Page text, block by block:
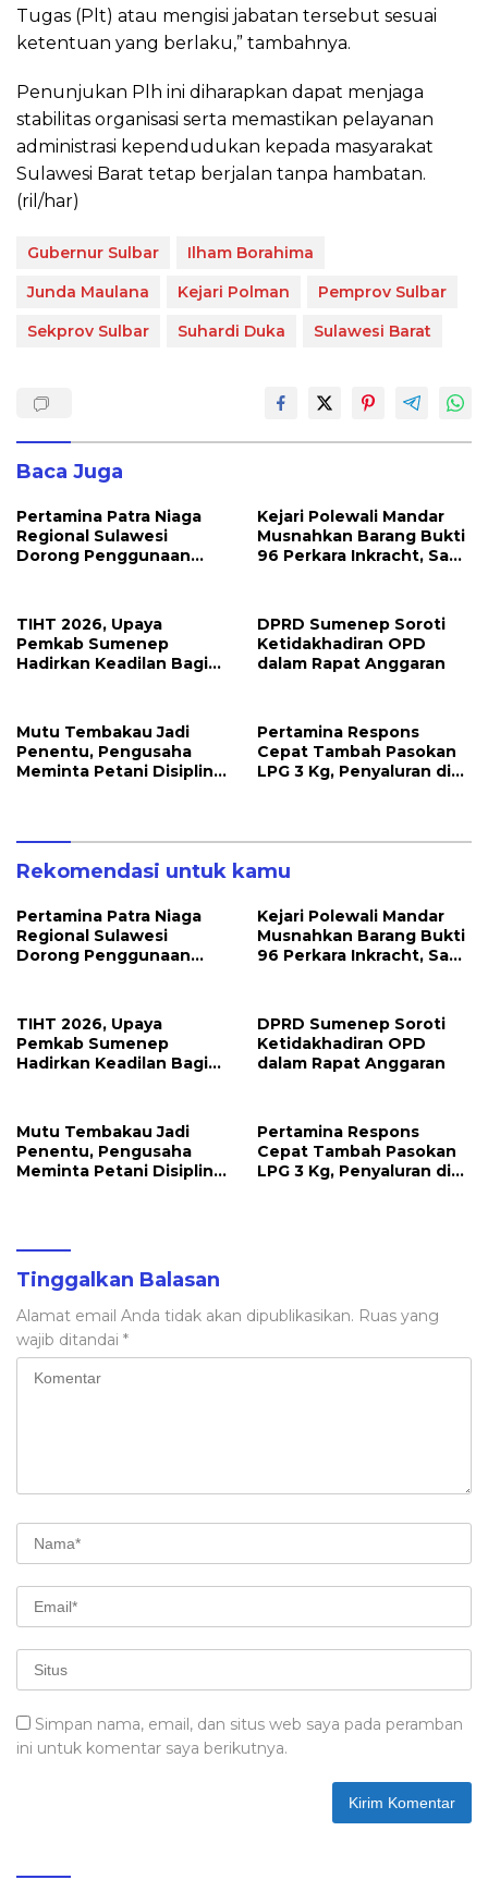
Tugas (Plt) atau mengisi jabatan tersebut sesuai
ketentuan yang berlaku,” tambahnya.
Penunjukan Plh ini diharapkan dapat menjaga
stabilitas organisasi serta memastikan pelayanan
administrasi kependudukan kepada masyarakat
Sulawesi Barat tetap berjalan tanpa hambatan.
(ril/har)
Gubernur Sulbar
Ilham Borahima
Junda Maulana
Kejari Polman
Pemprov Sulbar
Sekprov Sulbar
Suhardi Duka Sulawesi Barat
Baca Juga
Pertamina Patra Niaga
Regional Sulawesi
Dorong Penggunaan
Energi Irigasi
Kejari Polewali Mandar
Musnahkan Barang Bukti
96 Perkara Inkracht, Sabu
TIHT 2026, Upaya
Pemkab Sumenep
Hadirkan Keadilan Bagi
DPRD Sumenep Soroti
Ketidakhadiran OPD
dalam Rapat Anggaran
Mutu Tembakau Jadi
Penentu, Pengusaha
Meminta Petani Disiplin
Pertamina Respons
Cepat Tambah Pasokan
LPG 3 Kg, Penyaluran di
Rekomendasi untuk kamu
Pertamina Patra Niaga
Regional Sulawesi
Dorong Penggunaan
Energi Irigasi
Kejari Polewali Mandar
Musnahkan Barang Bukti
96 Perkara Inkracht, Sabu
TIHT 2026, Upaya
Pemkab Sumenep
Hadirkan Keadilan Bagi
DPRD Sumenep Soroti
Ketidakhadiran OPD
dalam Rapat Anggaran
Mutu Tembakau Jadi
Penentu, Pengusaha
Meminta Petani Disiplin
Pertamina Respons
Cepat Tambah Pasokan
LPG 3 Kg, Penyaluran di
Tinggalkan Balasan
Alamat email Anda tidak akan dipublikasikan. Ruas yang
wajib ditandai *
Simpan nama, email, dan situs web saya pada peramban
ini untuk komentar saya berikutnya.